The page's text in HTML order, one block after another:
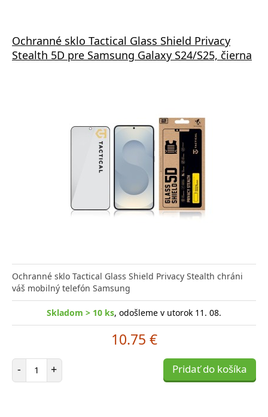
Ochranné sklo Tactical Glass Shield Privacy
Stealth 5D pre Samsung Galaxy S24/S25, čierna
Ochranné sklo Tactical Glass Shield Privacy Stealth chráni
váš mobilný telefón Samsung
Skladom > 10 ks, odošleme v utorok 11. 08.
10.75 €
- Počet položiek
+ Pridať do košíka